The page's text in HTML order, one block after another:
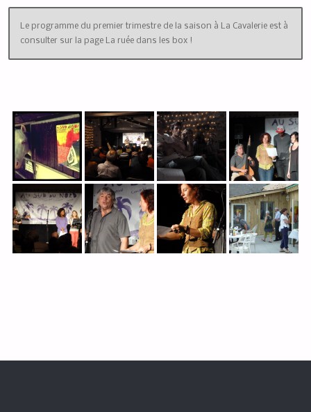
Le programme du premier trimestre de la saison à La Cavalerie est à
consulter sur la page La ruée dans les box !